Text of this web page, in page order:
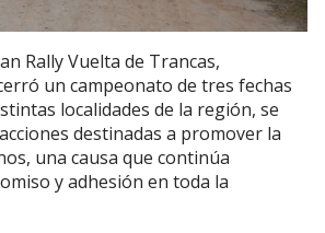
Rally Vuelta de Trancas,
un campeonato de tres fechas
localidades de la región, se
destinadas a promover la
una causa que continúa
y adhesión en toda la